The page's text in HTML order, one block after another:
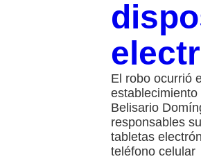
El robo ocurrió
Belisario
responsables
tabletas
teléfono celular